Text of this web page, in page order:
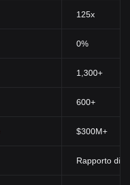
125x
0%
1,300+
600+
$300M+
Rapporto di